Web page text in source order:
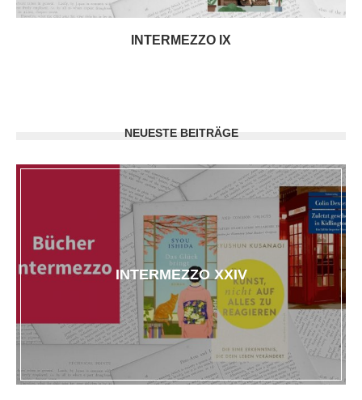
INTERMEZZO IX
NEUESTE BEITRÄGE
INTERMEZZO XXIV